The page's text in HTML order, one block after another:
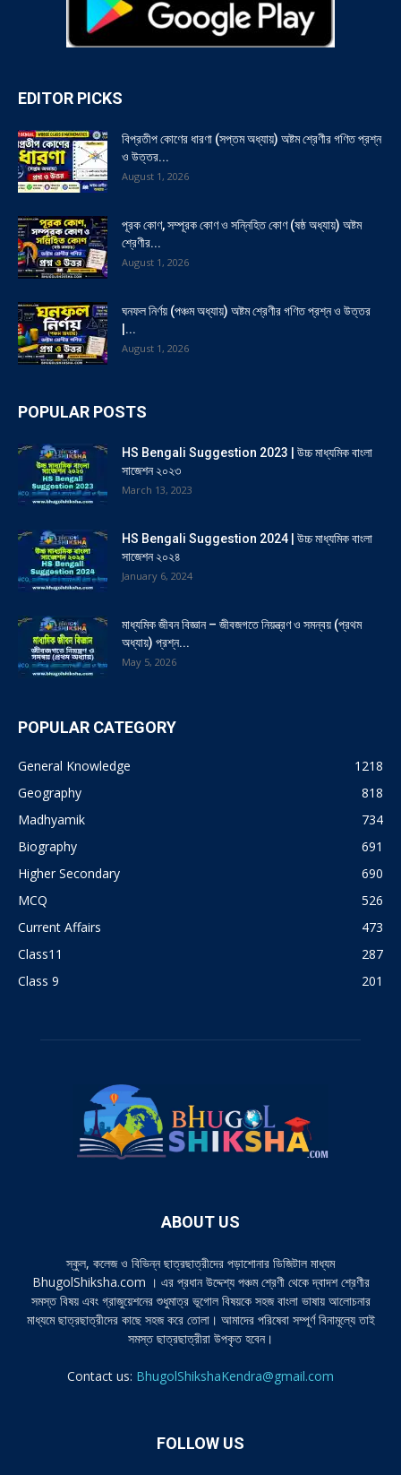
EDITOR PICKS
বিপ্রতীপ কোণের ধারণা (সপ্তম অধ্যায়) অষ্টম শ্রেণীর গণিত প্রশ্ন
ও উত্তর...
August 1, 2026
পূরক কোণ, সম্পূরক কোণ ও সন্নিহিত কোণ (ষষ্ঠ অধ্যায়) অষ্টম
শ্রেণীর...
August 1, 2026
ঘনফল নির্ণয় (পঞ্চম অধ্যায়) অষ্টম শ্রেণীর গণিত প্রশ্ন ও উত্তর
|...
August 1, 2026
POPULAR POSTS
HS Bengali Suggestion 2023 | উচ্চ মাধ্যমিক বাংলা
সাজেশন ২০২৩
March 13, 2023
HS Bengali Suggestion 2024 | উচ্চ মাধ্যমিক বাংলা
সাজেশন ২০২৪
January 6, 2024
মাধ্যমিক জীবন বিজ্ঞান – জীবজগতে নিয়ন্ত্রণ ও সমন্বয় (প্রথম
অধ্যায়) প্রশ্ন...
May 5, 2026
POPULAR CATEGORY
General Knowledge
1218
Geography
818
Madhyamik
734
Biography
691
Higher Secondary
690
MCQ
526
Current Affairs
473
Class11
287
Class 9
201
ABOUT US
স্কুল, কলেজ ও বিভিন্ন ছাত্রছাত্রীদের পড়াশোনার ডিজিটাল মাধ্যম
BhugolShiksha.com । এর প্রধান উদ্দেশ্য পঞ্চম শ্রেণী থেকে দ্বাদশ শ্রেণীর
সমস্ত বিষয় এবং গ্রাজুয়েশনের শুধুমাত্র ভূগোল বিষয়কে সহজ বাংলা ভাষায় আলোচনার
মাধ্যমে ছাত্রছাত্রীদের কাছে সহজ করে তোলা। আমাদের পরিষেবা সম্পূর্ণ বিনামূল্যে তাই
সমস্ত ছাত্রছাত্রীরা উপকৃত হবেন।
Contact us: BhugolShikshaKendra@gmail.com
FOLLOW US